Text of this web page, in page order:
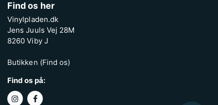
Find os her
Vinylpladen.dk
Jens Juuls Vej 28M
8260 Viby J
Butikken (Find os)
Find os på: